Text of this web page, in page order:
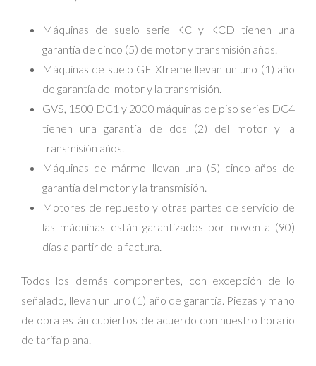
Máquinas de suelo serie KC y KCD tienen una
garantía de cinco (5) de motor y transmisión años.
Máquinas de suelo GF Xtreme llevan un uno (1) año
de garantía del motor y la transmisión.
GVS, 1500 DC1 y 2000 máquinas de piso series DC4
tienen una garantía de dos (2) del motor y la
transmisión años.
Máquinas de mármol llevan una (5) cinco años de
garantía del motor y la transmisión.
Motores de repuesto y otras partes de servicio de
las máquinas están garantizados por noventa (90)
días a partir de la factura.
Todos los demás componentes, con excepción de lo
señalado, llevan un uno (1) año de garantía. Piezas y mano
de obra están cubiertos de acuerdo con nuestro horario
de tarifa plana.